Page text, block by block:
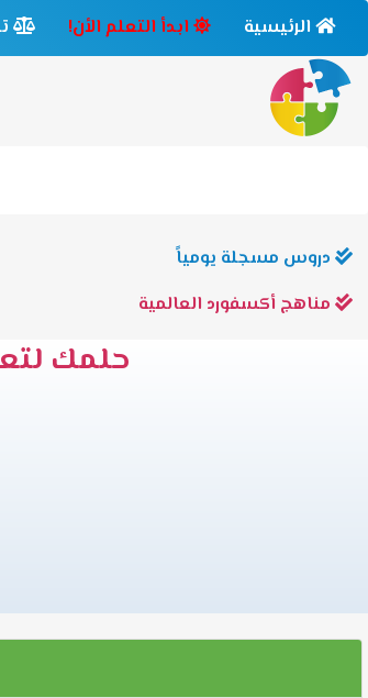
الرئيسية ابدأ التعلم الأن!
دروس مسجلة يومياً
مناهج أكسفورد العالمية
حلمك